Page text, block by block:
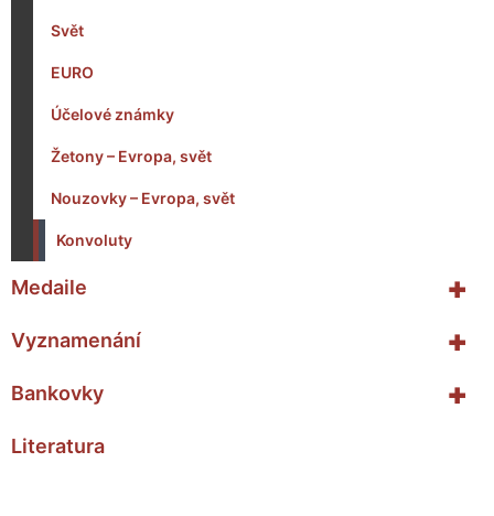
Svět
EURO
Účelové známky
Žetony – Evropa, svět
Nouzovky – Evropa, svět
Konvoluty
+
Medaile
+
Vyznamenání
+
Bankovky
Literatura